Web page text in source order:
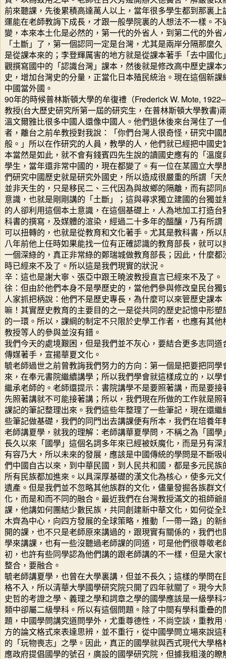
前來聽課，先後累積高達萬人以上，當年很多學生都到那裏
運能在老師教誨下成長，才跟一般學院裏的人想法不一樣。
變，本來本土化是必然的，第一代的外省人，到第二代的外
「土斷」了，第一個認同一定是台灣，尤其是兩岸分隔那麼
是從課本來的；李登輝厲害的地方就是從課本著手「去中國
觀撰寫國中的「認識台灣」課本，然後就是修改高中歷史課
史，增加台灣史的分量，正當化日本殖民統治。現在這個新
中國當外國。
90年的時候普林斯頓大學的牟復禮（Frederick W. Mote,
教授(台大歷史研究所第一屆的研究生，在普林斯頓大學教書)
溫文爾雅比很多中國人還像中國人。他們退休後來台灣住了
者，離台之前牟教授對我說：「你們台灣人很奇怪，研究中
般。」所以在作研究的人員，教學的人，他們就已經把中國
本當然是如此，就不會有錢賓四先生說的讀國史應有的「溫
學生，當年還非常中國的，現在都變了。有一位在某國立大
們研究中國歷史就是研究外國史，所以造成很嚴重的所謂「
並非天生的，只是移民二、三代因為與故鄉的隔離，而有認
意識，也就是剛剛講的「土斷」；這與尋求獨立建國的台獨
的人卻利用這個本土意識，在這個基礎上，人為地加工打造
科書的撰寫，及媒體的渲染，經過二十多年的醞釀，乃有所
可以扭轉的，也就是從教育和文化著手。尤其是教科書，所
八年前他上任時如果能找一位有正確認識的教育部長，就可
一個深綠的，真正非常綠的鄭瑞城做教育部長；因此，什麼
時已經來不及了。所以這是我們現實的狀況。
辛：這也是謝大寧、張亞中跟王曉波教授直言已經來不及了。
徐：但由於他們本身不是學歷史的，當他們參與修改皇民台
人家抓把柄說：他們不是歷史專長，為什麼可以來管歷史課
嘛！其實歷史教育的主要目的之一是從共同的歷史記憶中形
的一環。所以，課綱的制定不只限於史學工作者，也應有其
教授等人的參與並沒有錯。
我們今天的處境艱困，但是我們並不灰心，要結合更多志同
傳媒著手，宣揚華夏文化。
毓老師過世之前曾教誨我們努力的方向：第一個是把要把同
來，在奉元書院繼續講學；所以我們學會就這樣成立的，以
繼承老師的。老師還提示：書院講學不是要照著講，而是要
先照著講就不可能接著講；所以，我們現在所做的工作就是
課記的筆記整理出來。我們這些年整理了一些筆記，現在還
些筆記做基礎，我們的同門出去講課便有所本，我們在培養
老師講夏學，就我的理解：老師講華夏學問，不稱之為「國
長久以來「國學」這個名詞多年來已經被妖魔化，而是叧有
有容乃大，所以未來的發展，應該是中國傳統的學問是不斷
們中國自古以來，到中華民國，到人民共和國，都是多元民
所有民族都加進來。以具深厚基礎的漢文化為核心，使多元
遺產。但是我們並不忽略其他族群的文化，儘量發掘各族群
化，而是和而不同的融合。最近我們在台灣教授滿文的祖師
課，他講如何團結少數民族，共同創建新中華文化，如何從
木齊為中心，向四方發展的全球策略，推動「一帶一路」的
開的課，也不只是老師原來講過的，跟現實有關係的，我們
學來講課，也有一些沒聽過老師課的同道，可是他們很尊敬
初，也許有些同學認為他們講的跟老師講的不一樣，但是大
整合，要融合。
毓老師講夏學，也曾在大學裏講，但並不長久；這樣的學問
格不入，所以清華大學國學研究院只開了四年就關了。現今
史哲的考證之學、義理之學和詞章之學的國學應該是一級學
類中卻屬二級學科。所以有這個問題。除了中間有學科重疊
題，中國學問講究道問學外，尤重尊德性，不尚空談，重教
方的論文格式來表達思辨，並不重行，從中國學問立場來說
的「玩物喪志」之學。因此，真正的國學就與西式現代大學
應政府提倡國學的號召，廣設的國學研究院，但據我粗淺的